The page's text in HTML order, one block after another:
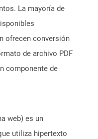
La mayoría de
ofrecen conversión
de archivo PDF
componente de
web) es un
utiliza hipertexto